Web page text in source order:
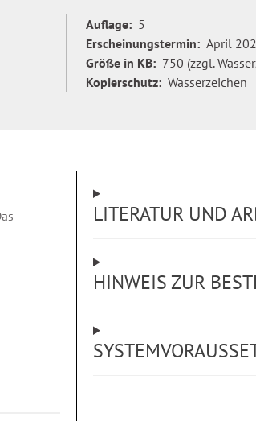
Auflage: 5
Erscheinungstermin: April
Größe in KB: 750 (zzgl.
Kopierschutz: Wasserzeichen
LITERATUR UND
HINWEIS ZUR